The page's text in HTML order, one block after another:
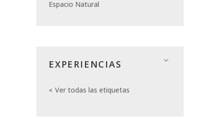
Espacio Natural
EXPERIENCIAS
Ver todas las etiquetas